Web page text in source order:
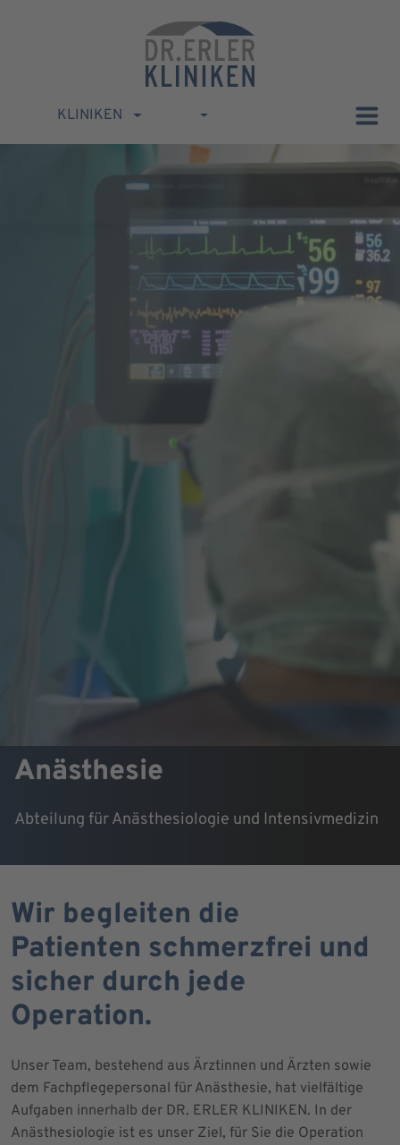
KLINIKEN
Anästhesie
Abteilung für Anästhesiologie und Intensivmedizin
Wir begleiten die
Patienten schmerzfrei und
sicher durch jede
Operation.
Unser Team, bestehend aus Ärztinnen und Ärzten sowie
dem Fachpflegepersonal für Anästhesie, hat vielfältige
Aufgaben innerhalb der DR. ERLER KLINIKEN. In der
Anästhesiologie ist es unser Ziel, für Sie die Operation